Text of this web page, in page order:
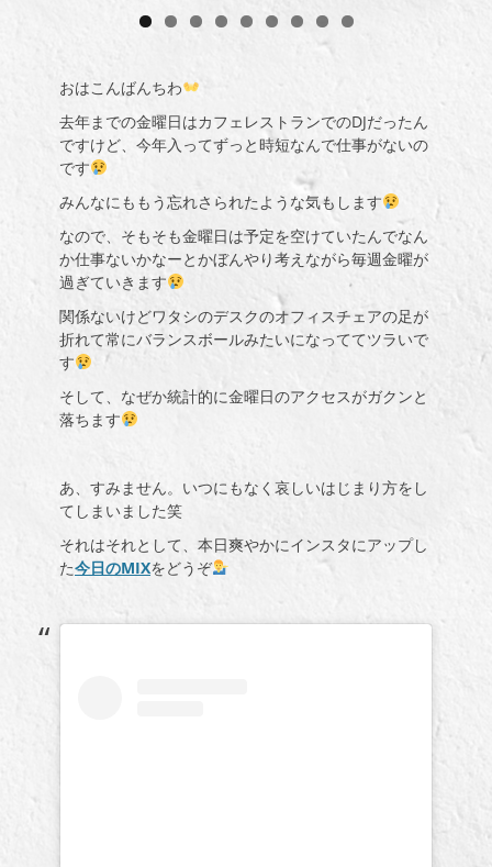
おはこんばんちわ
去年までの金曜日はカフェレストランでのDJだったん
ですけど、今年入ってずっと時短なんで仕事がないの
です
みんなにももう忘れさられたような気もします
なので、そもそも金曜日は予定を空けていたんでなん
か仕事ないかなーとかぼんやり考えながら毎週金曜が
過ぎていきます
関係ないけどワタシのデスクのオフィスチェアの足が
折れて常にバランスボールみたいになっててツラいで
す
そして、なぜか統計的に金曜日のアクセスがガクンと
落ちます
あ、すみません。いつにもなく哀しいはじまり方をし
てしまいました笑
それはそれとして、本日爽やかにインスタにアップし
た今日のMIXをどうぞ